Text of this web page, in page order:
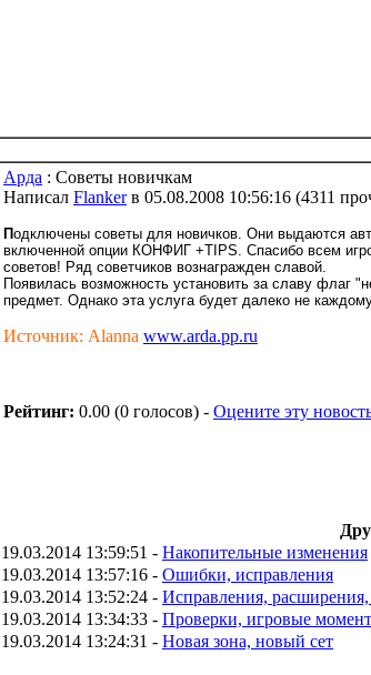
Арда : Советы новичкам
Написал Flanker в 05.08.2008 10:56:16 (4311
Подключены советы для новичков. Они выдаются
включенной опции КОНФИГ +TIPS. Спасибо всем
советов! Ряд советчиков вознагражден славой.
Появилась возможность установить за славу флаг
предмет. Однако эта услуга будет далеко не
Источник: Alanna www.arda.pp.ru
Рейтинг: 0.00 (0 голосов) - Оцените эту
19.03.2014 13:59:51 - Накопительные изменения
19.03.2014 13:57:16 - Ошибки, исправления
19.03.2014 13:52:24 - Исправления,
19.03.2014 13:34:33 - Проверки, игровые
19.03.2014 13:24:31 - Новая зона, новый сет